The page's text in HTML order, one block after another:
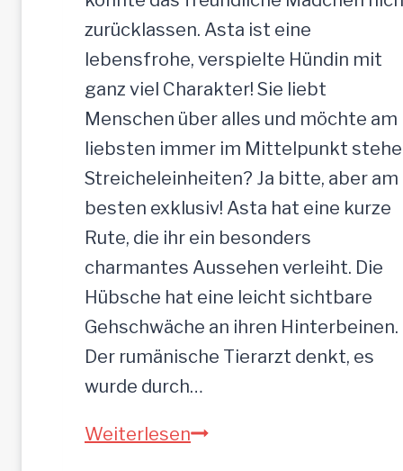
H
ü
n
d
i
n
,
5
2
c
m
zurücklassen. Asta ist eine
lebensfrohe, verspielte Hündin mit
ganz viel Charakter! Sie liebt
Menschen über alles und möchte am
liebsten immer im Mittelpunkt
Streicheleinheiten? Ja bitte, aber am
besten exklusiv! Asta hat eine kurze
Rute, die ihr ein besonders
charmantes Aussehen verleiht. Die
Hübsche hat eine leicht sichtbare
Gehschwäche an ihren Hinterbeinen.
Der rumänische Tierarzt denkt, es
wurde durch…
WeiterlesenA